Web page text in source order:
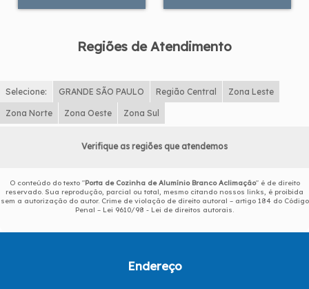
Regiões de Atendimento
Selecione: GRANDE SÃO PAULO Região Central Zona Leste
Zona Norte Zona Oeste Zona Sul
Verifique as regiões que atendemos
O conteúdo do texto "Porta de Cozinha de Alumínio Branco Aclimação" é de direito
reservado. Sua reprodução, parcial ou total, mesmo citando nossos links, é proibida
sem a autorização do autor. Crime de violação de direito autoral – artigo 184 do Código
Penal – Lei 9610/98 - Lei de direitos autorais
Endereço